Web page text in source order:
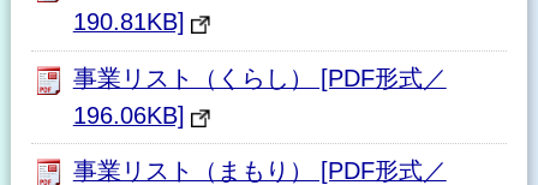
190.81KB]
事業リスト（くらし） [PDF形式／
196.06KB]
事業リスト（まもり） [PDF形式／